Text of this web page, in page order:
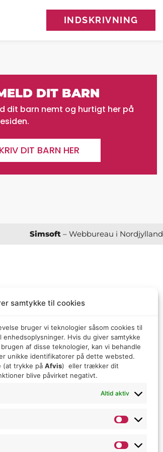
samtykke til cookies
bruger vi teknologier såsom cookies til
Hvis du giver samtykke
af ​​disse teknologier, kan vi behandle
unikke identifikatorer på dette websted.
(at trykke på Afvis) eller trækker dit
blive påvirket negativt.
Altid aktiv
INDSKRIVNING
DIT BARN
dit barn nemt og hurtigt her på
DIT BARN HER
Simsoft – Webbureau i Nordjylland